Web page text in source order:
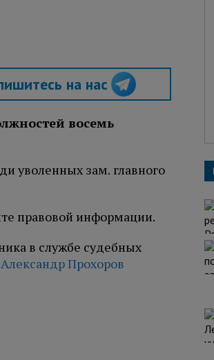
на нас
восемь
уволенных зам. главного
правовой информации.
в службе судебных
Прохоров